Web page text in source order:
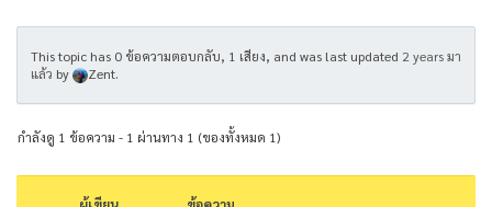
This topic has 0 ข้อความตอบกลับ, 1 เสียง, and was last updated 2 years มา
แล้ว by Zent.
กำลังดู 1 ข้อความ - 1 ผ่านทาง 1 (ของทั้งหมด 1)